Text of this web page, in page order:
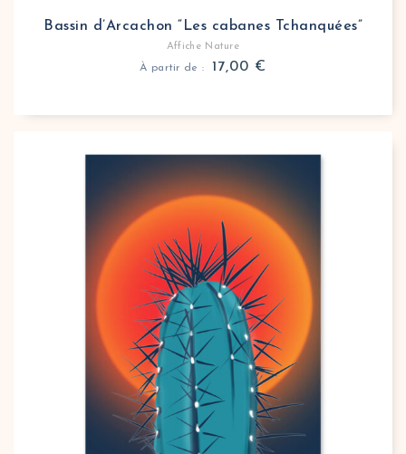
Bassin d’Arcachon “Les cabanes Tchanquées”
Affiche Nature
À partir de : 17,00 €